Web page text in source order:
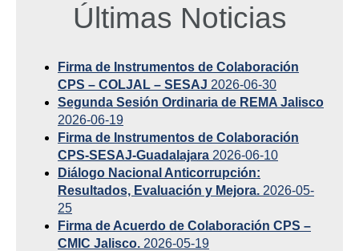
Últimas Noticias
Firma de Instrumentos de Colaboración
CPS – COLJAL – SESAJ 2026-06-30
Segunda Sesión Ordinaria de REMA Jalisco
2026-06-19
Firma de Instrumentos de Colaboración
CPS-SESAJ-Guadalajara 2026-06-10
Diálogo Nacional Anticorrupción:
Resultados, Evaluación y Mejora. 2026-05-
25
Firma de Acuerdo de Colaboración CPS –
CMIC Jalisco. 2026-05-19